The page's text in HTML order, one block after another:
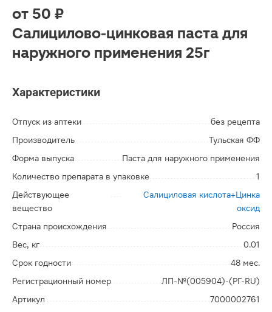
от 50 ₽
Салицилово-цинковая паста для
наружного применения 25г
Характеристики
Отпуск из аптеки
без рецепта
Производитель
Тульская ФФ
Форма выпуска
Паста для наружного применения
Количество препарата в упаковке
1
Действующее
вещество
Салициловая кислота+Цинка
оксид
Страна происхождения
Россия
Вес, кг
0.01
Срок годности
48 мес.
Регистрационный номер
ЛП-№(005904)-(РГ-RU)
Артикул
7000002761